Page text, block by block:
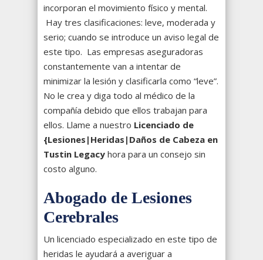
incorporan el movimiento físico y mental.
Hay tres clasificaciones: leve, moderada y
serio; cuando se introduce un aviso legal de
este tipo. Las empresas aseguradoras
constantemente van a intentar de
minimizar la lesión y clasificarla como “leve”.
No le crea y diga todo al médico de la
compañía debido que ellos trabajan para
ellos. Llame a nuestro Licenciado de
{Lesiones|Heridas|Daños de Cabeza en
Tustin Legacy hora para un consejo sin
costo alguno.
Abogado de Lesiones
Cerebrales
Un licenciado especializado en este tipo de
heridas le ayudará a averiguar a